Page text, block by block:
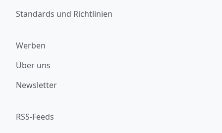
Standards und Richtlinien
Werben
Über uns
Newsletter
RSS-Feeds